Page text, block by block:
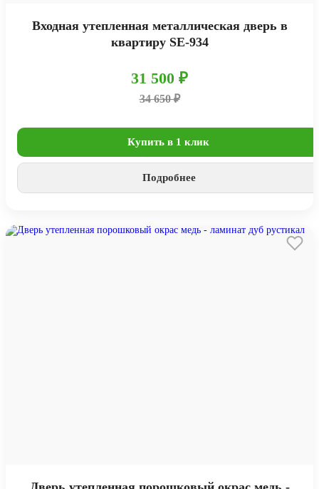
Входная утепленная металлическая дверь в
квартиру SE-934
31 500 ₽
34 650 ₽
Купить в 1 клик
Подробнее